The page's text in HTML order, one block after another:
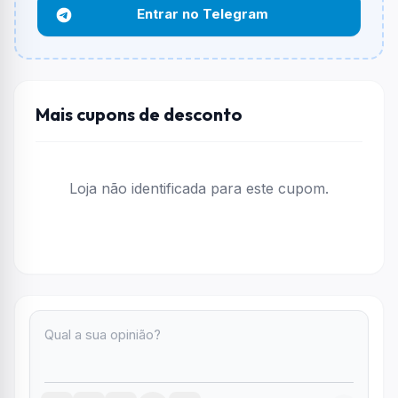
Funciona em qualquer produto?
Não necessariamente. Depende de itens participantes
e alguns vendedores ou produtos especificos podem
Entrar no Telegram
Mais cupons de desconto
Loja não identificada para este cupom.